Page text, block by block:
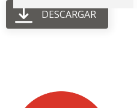
DESCARGAR